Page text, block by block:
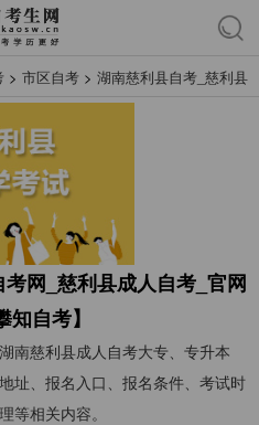
> 市区自考 > 湖南慈利县自考_慈利县
网_慈利县成人自考_官网
知自考】
南慈利县成人自考大专、专升本
址、报名入口、报名条件、考试时
等相关内容。